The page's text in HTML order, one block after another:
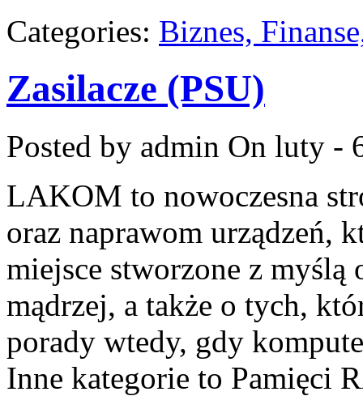
Categories: Biznes,
Zasilacze (PSU)
Posted by admin On luty -
LAKOM to nowoczesna
oraz naprawom urządzeń,
miejsce stworzone z myślą
mądrzej, a także o tych,
porady wtedy, gdy
Inne kategorie to Pamięci